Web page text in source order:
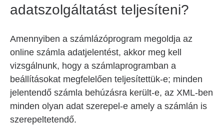
adatszolgáltatást teljesíteni?
Amennyiben a számlázóprogram megoldja az
online számla adatjelentést, akkor meg kell
vizsgálnunk, hogy a számlaprogramban a
beállításokat megfelelően teljesítettük-e; minden
jelentendő számla behúzásra került-e, az XML-ben
minden olyan adat szerepel-e amely a számlán is
szerepeltetendő.